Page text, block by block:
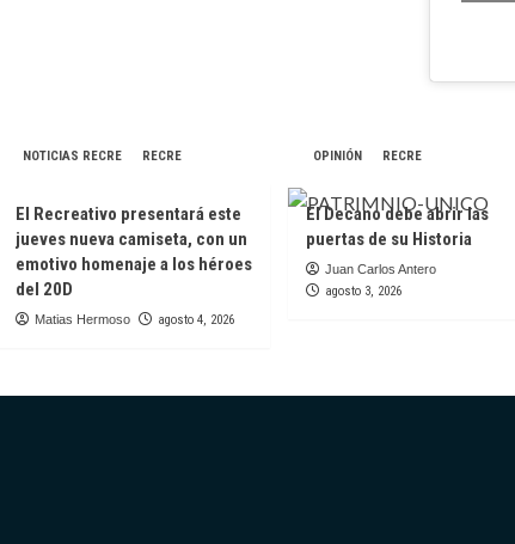
NOTICIAS RECRE RECRE
El Recreativo presentará este
jueves nueva camiseta, con un
emotivo homenaje a los héroes
del 20D
Matias Hermoso agosto 4, 2026
OPINIÓN RECRE
El Decano debe abrir las
puertas de su Historia
Juan Carlos Antero
agosto 3, 2026